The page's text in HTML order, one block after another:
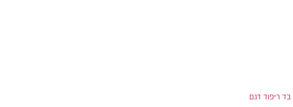
בד ריפוד דגם